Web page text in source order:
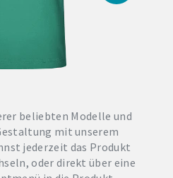
beliebten Modelle und
mit unserem
jederzeit das Produkt
oder direkt über eine